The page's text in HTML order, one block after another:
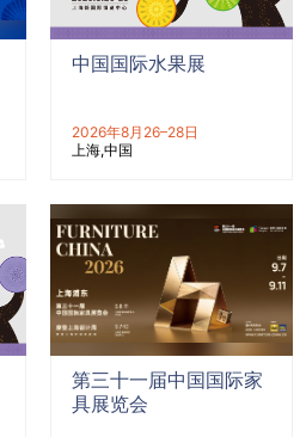
中国国际水果展
2026年8月26–28日
上海 中国
第三十一届中国国际家
具展览会